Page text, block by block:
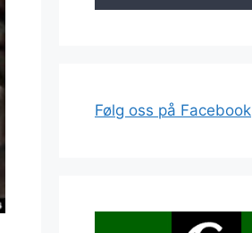
Følg oss på Facebook